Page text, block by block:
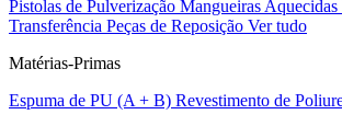
Pistolas de Pulverização Mangueiras Aquecidas
Transferência Peças de Reposição Ver tudo
Matérias-Primas
Espuma de PU (A + B) Revestimento de